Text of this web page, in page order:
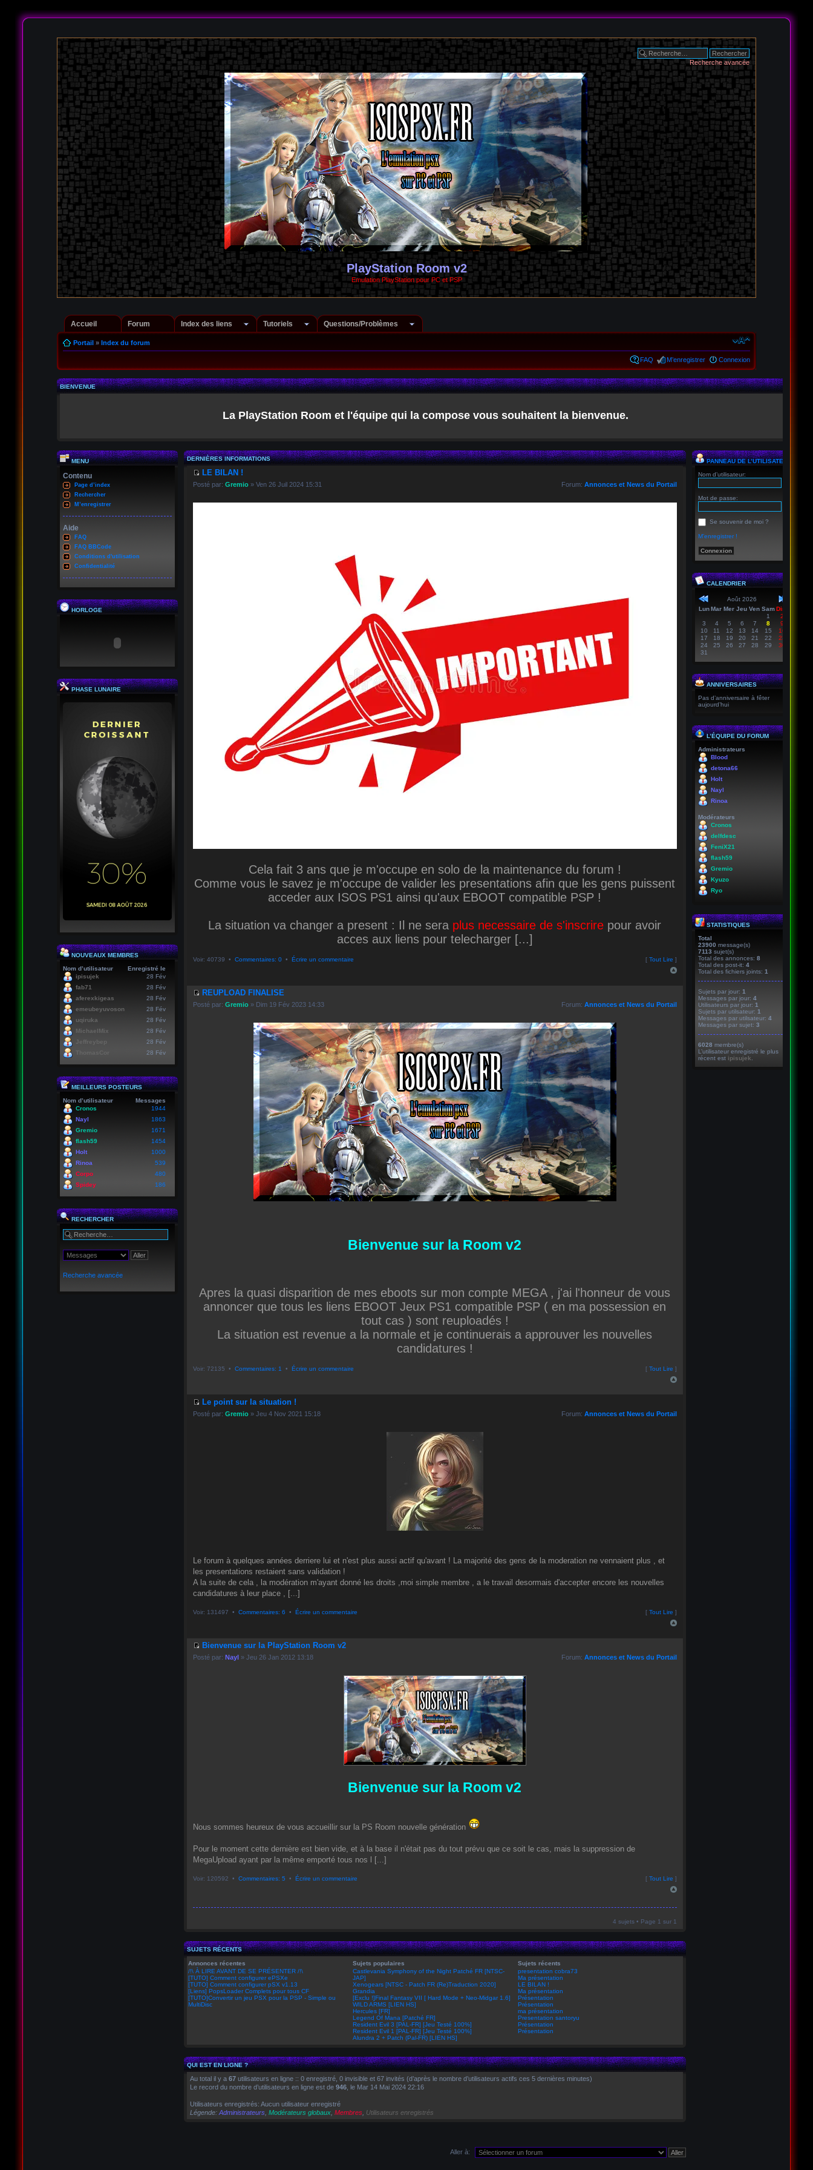
Recherche avancée
PlayStation Room v2
Emulation PlayStation pour PC et PSP
Accueil Forum Index des liens Tutoriels Questions/Problèmes
Portail» Index du forum
FAQ M’enregistrer Connexion
BIENVENUE
La PlayStation Room et l'équipe qui la compose vous souhaitent la bienvenue.
MENU
Contenu
Page d’index
Rechercher
M’enregistrer
Aide
FAQ
FAQ BBCode
Conditions d'utilisation
Confidentialité
HORLOGE
PHASE LUNAIRE
NOUVEAUX MEMBRES
Nom d’utilisateur
Enregistré le
ipisujek
28 Fév
fab71
28 Fév
aferexkigeas
28 Fév
emeubeyuvoson
28 Fév
uqiruka
28 Fév
MichaelMix
28 Fév
Jeffreybep
28 Fév
28 Fév
MEILLEURS POSTEURS
Nom d’utilisateur
Messages
Cronos
1944
Nayl
1863
Gremio
1671
flash59
1454
Holt
1000
Rinoa
539
Corpo
480
Spidey
186
RECHERCHER
Recherche avancée
DERNIÈRES INFORMATIONS
LE BILAN !
Posté par: Gremio» Ven 26 Juil 2024 15:31 Forum: Annonces et News du Portail
Cela fait 3 ans que je m'occupe en solo de la maintenance du forum !
Comme vous le savez je m'occupe de valider les presentations afin que les gens puissent
acceder aux ISOS PS1 ainsi qu'aux EBOOT compatible PSP !
La situation va changer a present : Il ne sera plus necessaire de s'inscrire pour avoir
acces aux liens pour telecharger [...]
Voir: 40739 • Commentaires: 0• Écrire un commentaire [ Tout Lire ]
REUPLOAD FINALISE
Posté par: Gremio» Dim 19 Fév 2023 14:33 Forum: Annonces et News du Portail
Bienvenue sur la Room v2
Apres la quasi disparition de mes eboots sur mon compte MEGA , j'ai l'honneur de vous
annoncer que tous les liens EBOOT Jeux PS1 compatible PSP ( en ma possession en
tout cas ) sont reuploadés !
La situation est revenue a la normale et je continuerais a approuver les nouvelles
candidatures !
Voir: 72135 • Commentaires: 1 • Écrire un commentaire [ Tout Lire ]
Le point sur la situation !
Posté par: Gremio» Jeu 4 Nov 2021 15:18 Forum: Annonces et News du Portail
Le forum à quelques années derriere lui et n'est plus aussi actif qu'avant ! La majorité des gens de la moderation ne vennaient plus , et
les presentations restaient sans validation !
A la suite de cela , la modération m'ayant donné les droits ,moi simple membre , a le travail desormais d'accepter encore les nouvelles
candidatures à leur place , [...]
Voir: 131497 • Commentaires: 6 • Écrire un commentaire [ Tout Lire ]
Bienvenue sur la PlayStation Room v2
Posté par: Nayl» Jeu 26 Jan 2012 13:18 Forum: Annonces et News du Portail
Bienvenue sur la Room v2
Nous sommes heureux de vous accueillir sur la PS Room nouvelle génération
Pour le moment cette dernière est bien vide, et à la base il n'était pas du tout prévu que ce soit le cas, mais la suppression de
MegaUpload ayant par la même emporté tous nos l [...]
Voir: 120592 • Commentaires: 5 • Écrire un commentaire [ Tout Lire ]
4 sujets • Page 1 sur 1
SUJETS RÉCENTS
Annonces récentes Sujets populaires
Sujets récents
/!\ À LIRE AVANT DE SE PRÉSENTER /!\
[TUTO] Comment configurer ePSXe
[TUTO] Comment configurer pSX v1.13
[Liens] PopsLoader Complets pour tous CF
[TUTO]Convertir un jeu PSX pour la PSP - Simple ou
MultiDisc
Castlevania Symphony of the Night Patché FR [NTSC-
JAP]
Xenogears [NTSC - Patch FR (Re)Traduction 2020]
Grandia
[Exclu !]Final Fantasy VII [ Hard Mode + Neo-Midgar 1.6]
WILD ARMS [LIEN HS]
Hercules [FR]
Legend Of Mana [Patché FR]
Resident Evil 3 [PAL-FR] [Jeu Testé 100%]
Resident Evil 1 [PAL-FR] [Jeu Testé 100%]
Alundra 2 + Patch (Pal-FR) [LIEN HS]
presentation cobra73
Ma présentation
LE BILAN !
Ma présentation
Présentation
Présentation
ma présentation
Presentation santoryu
Présentation
Présentation
QUI EST EN LIGNE ?
Au total il y a 67utilisateurs en ligne :: 0 enregistré, 0 invisible et 67 invités (d’après le nombre d’utilisateurs actifs ces 5 dernières minutes)
Le record du nombre d’utilisateurs en ligne est de 946, le Mar 14 Mai 2024 22:16
Utilisateurs enregistrés: Aucun utilisateur enregistré
Légende: Administrateurs, Modérateurs globaux, Membres, Utilisateurs enregistrés
Aller à:
PANNEAU DE L’UTILISATEUR
Nom d’utilisateur:
Mot de passe:
Se souvenir de moi ?
M’enregistrer !
CALENDRIER
Août 2026
Lun Mar Mer Jeu Ven Sam Dim
1
2
3
4 5 6 7 8
9
10
11 12 13 14 15
16
17
18 19 20 21 22
23
24
25 26 27 28 29
30
31
ANNIVERSAIRES
Pas d’anniversaire à fêter
aujourd’hui
L’ÉQUIPE DU FORUM
Administrateurs
Blood
detona66
Holt
Nayl
Rinoa
Modérateurs
Cronos
delfdesc
FeniX21
flash59
Gremio
Kyuzo
Ryo
STATISTIQUES
Total
23900 message(s)
7113 sujet(s)
Total des annonces: 8
Total des post-it: 4
Total des fichiers joints: 1
Sujets par jour: 1
Messages par jour: 4
Utilisateurs par jour: 1
Sujets par utilsateur: 1
Messages par utilsateur: 4
Messages par sujet: 3
6028 membre(s)
L’utilisateur enregistré le plus
récent est ipisujek